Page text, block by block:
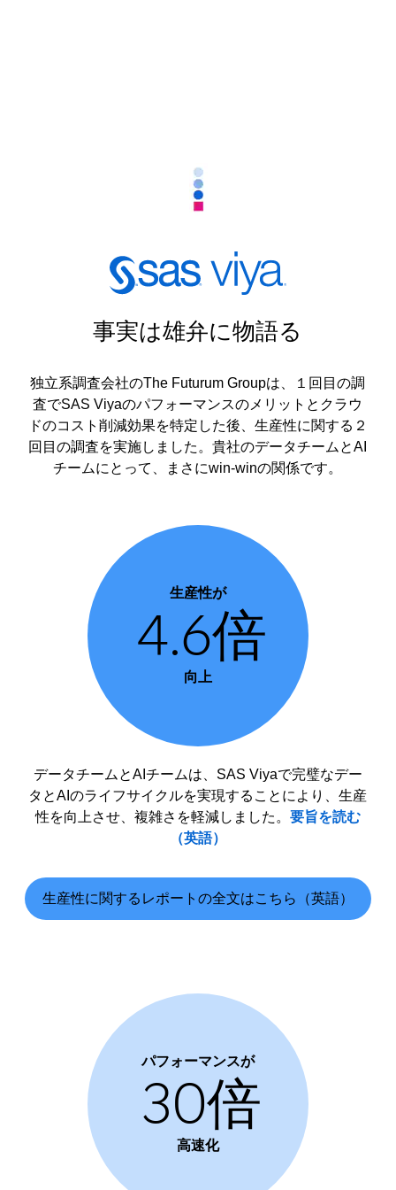
事実は雄弁に物語る
独立系調査会社のThe Futurum Groupは、１回目の調
査でSAS Viyaのパフォーマンスのメリットとクラウ
ドのコスト削減効果を特定した後、生産性に関する２
回目の調査を実施しました。貴社のデータチームとAI
チームにとって、まさにwin-winの関係です。
生産性が
4.6倍
向上
データチームとAIチームは、SAS Viyaで完璧なデー
タとAIのライフサイクルを実現することにより、生産
性を向上させ、複雑さを軽減しました。 要旨を読む
（英語）
生産性に関するレポートの全文はこちら（英語）
パフォーマンスが
30倍
高速化